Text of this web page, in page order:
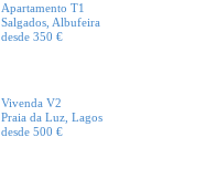
Apartamento T1
Salgados, Albufeira
desde 350 €
Vivenda V2
Praia da Luz, Lagos
desde 500 €